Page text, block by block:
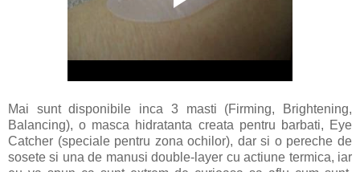
Mai sunt disponibile inca 3 masti (Firming, Brightening,
Balancing), o masca hidratanta creata pentru barbati, Eye
Catcher (speciale pentru zona ochilor), dar si o pereche de
sosete si una de manusi double-layer cu actiune termica, iar